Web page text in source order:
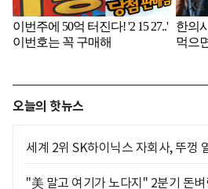
오늘의 핫뉴스
세계 2위 SK하이닉스 자회사, 뚜껑
"美 말고 여기가 노다지" 2분기 돈